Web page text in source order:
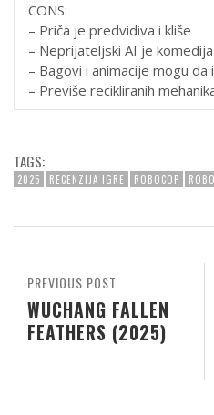
CONS:
– Priča je predvidiva i kliše
– Neprijateljski AI je
– Bagovi i animacije mogu
– Previše recikliranih
TAGS:
2025 RECENZIJA IGRE ROBOCOP
PREVIOUS POST
WUCHANG FALLEN
FEATHERS (2025)